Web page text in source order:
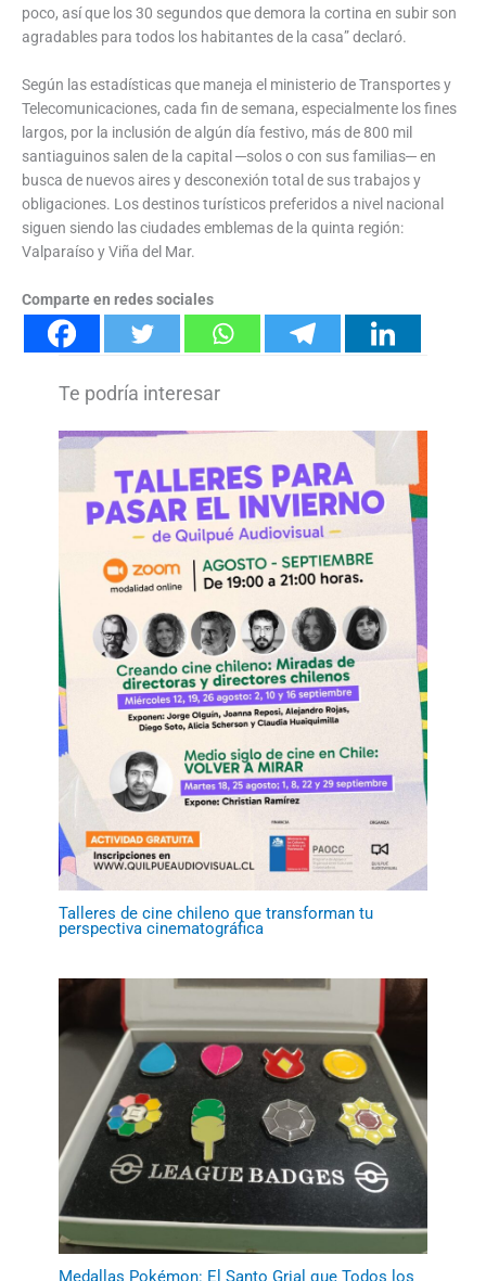
poco, así que los 30 segundos que demora la cortina en subir son
agradables para todos los habitantes de la casa” declaró.
Según las estadísticas que maneja el ministerio de Transportes y
Telecomunicaciones, cada fin de semana, especialmente los fines
largos, por la inclusión de algún día festivo, más de 800 mil
santiaguinos salen de la capital ─solos o con sus familias─ en
busca de nuevos aires y desconexión total de sus trabajos y
obligaciones. Los destinos turísticos preferidos a nivel nacional
siguen siendo las ciudades emblemas de la quinta región:
Valparaíso y Viña del Mar.
Comparte en redes sociales
Talleres de cine chileno que transforman tu
perspectiva cinematográfica
Medallas Pokémon: El Santo Grial que Todos los